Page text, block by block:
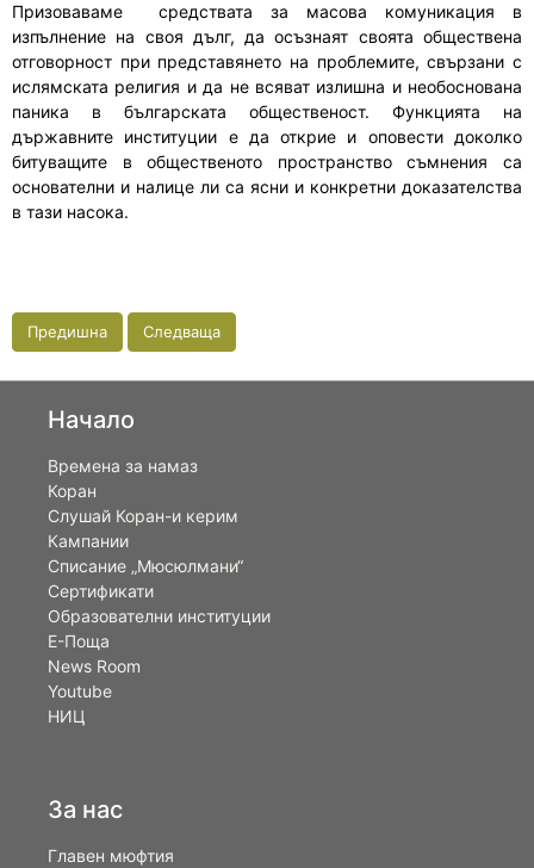
Призоваваме средствата за масова комуникация в
изпълнение на своя дълг, да осъзнаят своята обществена
отговорност при представянето на проблемите, свързани с
ислямската религия и да не всяват излишна и необоснована
паника в българската общественост. Функцията на
държавните институции е да открие и оповести доколко
битуващите в общественото пространство съмнения са
основателни и налице ли са ясни и конкретни доказателства
в тази насока.
Предишна Следваща
Начало
Времена за намаз
Коран
Слушай Коран-и керим
Кампании
Списание „Мюсюлмани“
Сертификати
Образователни институции
Е-Поща
News Room
Youtube
НИЦ
За нас
Главен мюфтия